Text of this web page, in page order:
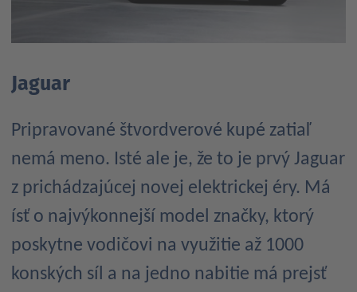
Jaguar
Pripravované štvordverové kupé zatiaľ
nemá meno. Isté ale je, že to je prvý Jaguar
z prichádzajúcej novej elektrickej éry. Má
ísť o najvýkonnejší model značky, ktorý
poskytne vodičovi na využitie až 1000
konských síl a na jedno nabitie má prejsť